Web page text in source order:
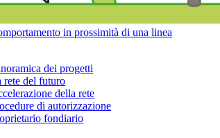
in prossimità di una linea
dei progetti
rete del futuro
della rete
di autorizzazione
fondiario